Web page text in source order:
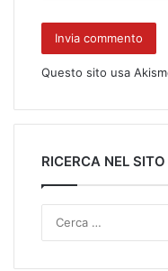
Questo sito usa
RICERCA NEL SITO